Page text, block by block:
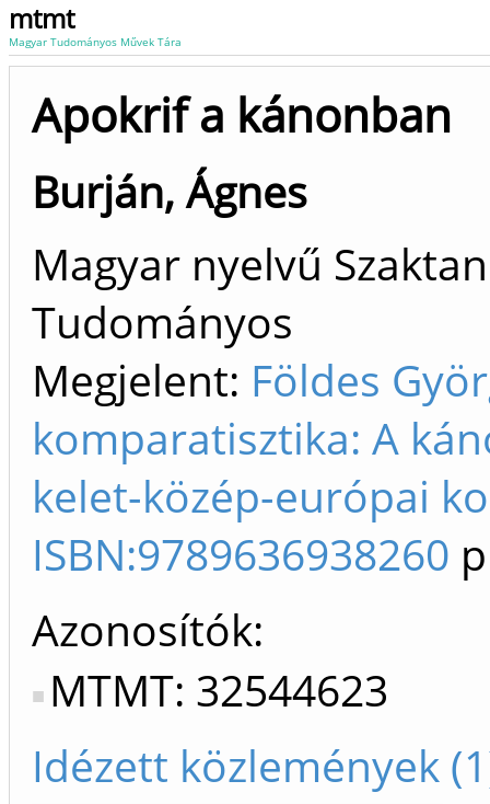
mtmt
Magyar Tudományos Művek Tára
Apokrif a kánonban
Burján, Ágnes
Magyar nyelvű
Tudományos
Megjelent: Földes
komparatisztika: A
kelet-közép-európai
ISBN:9789636938260
Azonosítók
MTMT: 32544623
Idézett közlemények